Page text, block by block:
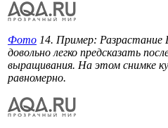
Фото 14. Пример: Разрастание
довольно легко предсказать
выращивания. На этом снимке
равномерно.